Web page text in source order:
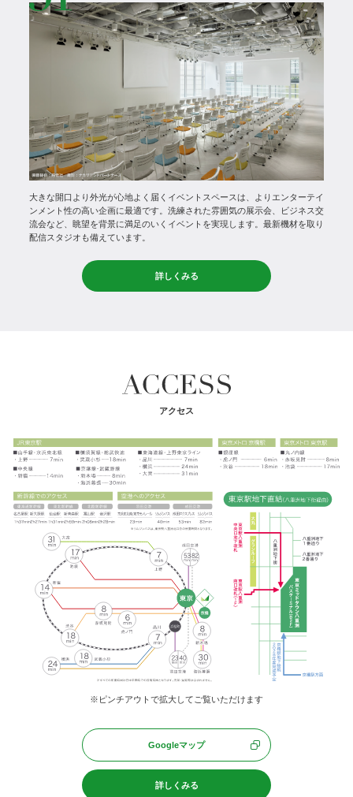
大きな開口より外光が心地よく届くイベントスペースは、よりエンターテイ
ンメント性の高い企画に最適です。洗練された雰囲気の展示会、ビジネス交
流会など、眺望を背景に満足のいくイベントを実現します。最新機材を取り
配信スタジオも備えています。
詳しくみる
アクセス
※ピンチアウトで拡大してご覧いただけます
Googleマップ
詳しくみる